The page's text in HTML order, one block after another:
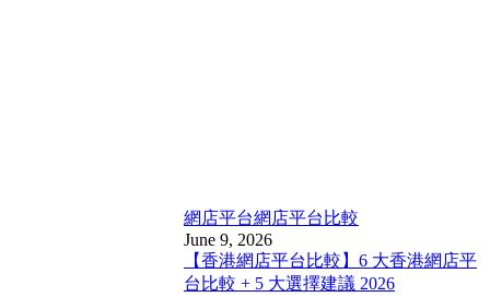
網店平台網店平台比較
June 9, 2026
【香港網店平台比較】6 大香港網店平
台比較 + 5 大選擇建議 2026